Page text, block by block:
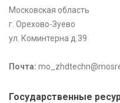
Московская область
г. Орехово-Зуево
ул. Коминтерна д.39
Почта:
Государственные